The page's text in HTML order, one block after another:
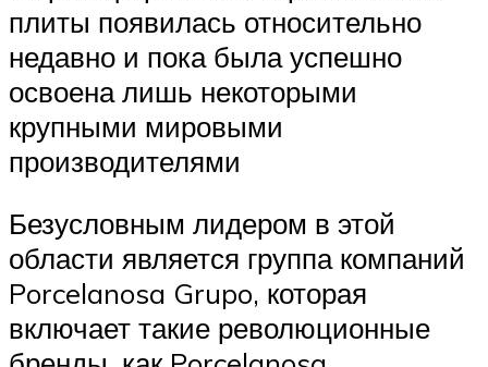
плиты появилась относительно
недавно и пока была успешно
освоена лишь некоторыми
крупными мировыми
производителями
Безусловным лидером в этой
области является группа компаний
Porcelanosa Grupo, которая
включает такие революционные